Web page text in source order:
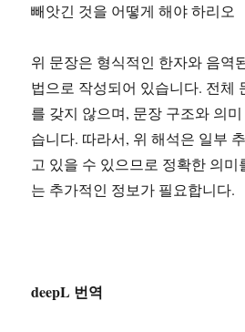
빼앗긴 것을 어떻게 해야 하리오
위 문장은 형식적인 한자와 음역
법으로 작성되어 있습니다. 전체
를 갖지 않으며, 문장 구조와 의
습니다. 따라서, 위 해석은 일부
고 있을 수 있으므로 정확한 의미
는 추가적인 정보가 필요합니다.
deepL 번역